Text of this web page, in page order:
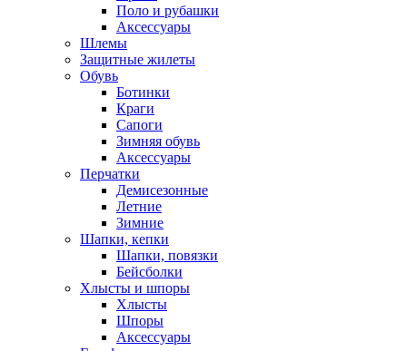
Поло и рубашки
Аксессуары
Шлемы
Защитные жилеты
Обувь
Ботинки
Краги
Сапоги
Зимняя обувь
Аксессуары
Перчатки
Демисезонные
Летние
Зимние
Шапки, кепки
Шапки, повязки
Бейсболки
Хлысты и шпоры
Хлысты
Шпоры
Аксессуары